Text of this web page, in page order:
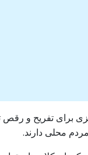
برای تفریح و
محلی دارند.